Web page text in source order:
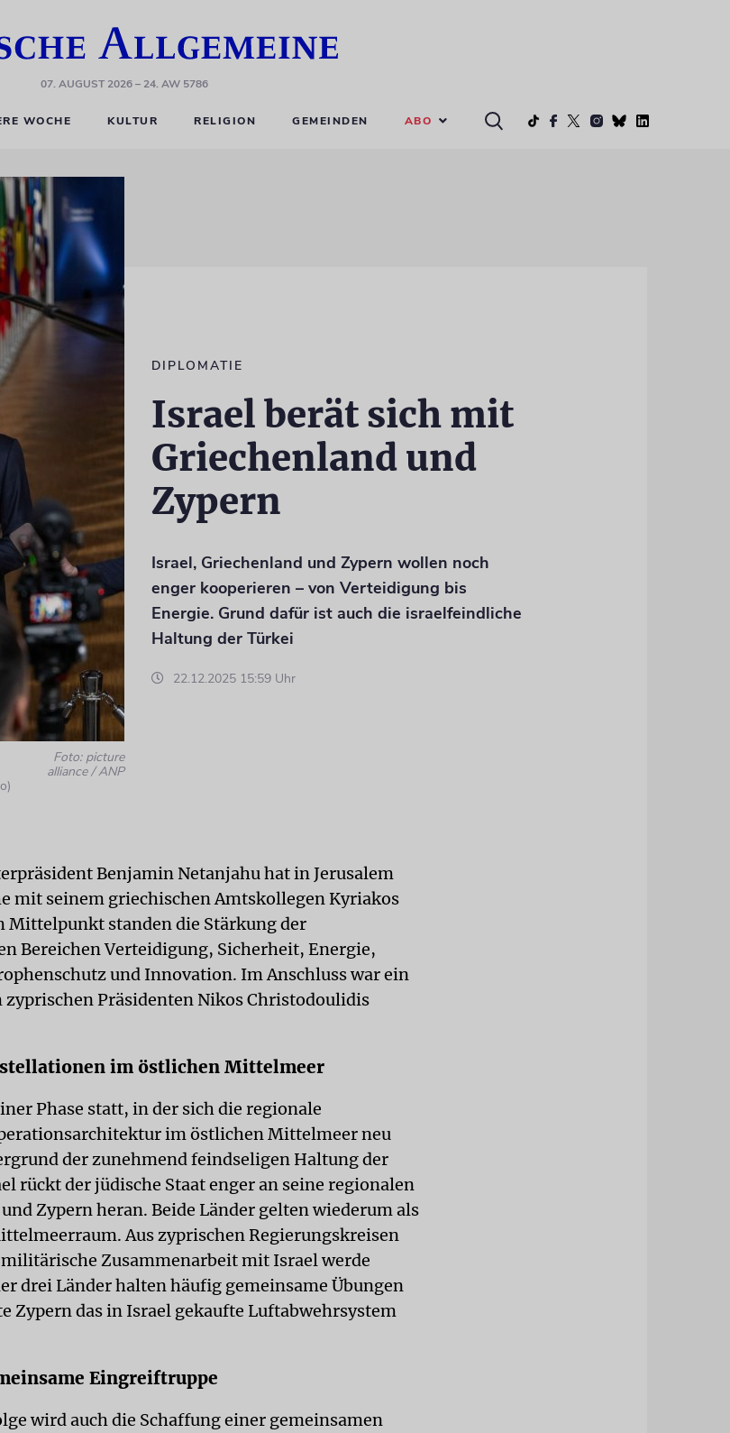
07. AUGUST 2026– 24. AW 5786
WOCHE KULTUR RELIGION GEMEINDEN ABO
Foto: picture
alliance / ANP
DIPLOMATIE
Israel berät sich mit
Griechenland und
Zypern
Israel, Griechenland und Zypern wollen noch
enger kooperieren – von Verteidigung bis
Energie. Grund dafür ist auch die israelfeindliche
Haltung der Türkei
22.12.2025 15:59 Uhr
Benjamin Netanjahu hat in Jerusalem
mit seinem griechischen Amtskollegen Kyriakos
standen die Stärkung der
Bereichen Verteidigung, Sicherheit, Energie,
und Innovation. Im Anschluss war ein
Präsidenten Nikos Christodoulidis
im östlichen Mittelmeer
Phase statt, in der sich die regionale
im östlichen Mittelmeer neu
der zunehmend feindseligen Haltung der
rückt der jüdische Staat enger an seine regionalen
Zypern heran. Beide Länder gelten wiederum als
Aus zyprischen Regierungskreisen
Zusammenarbeit mit Israel werde
drei Länder halten häufig gemeinsame Übungen
Zypern das in Israel gekaufte Luftabwehrsystem
Eingreiftruppe
wird auch die Schaffung einer gemeinsamen